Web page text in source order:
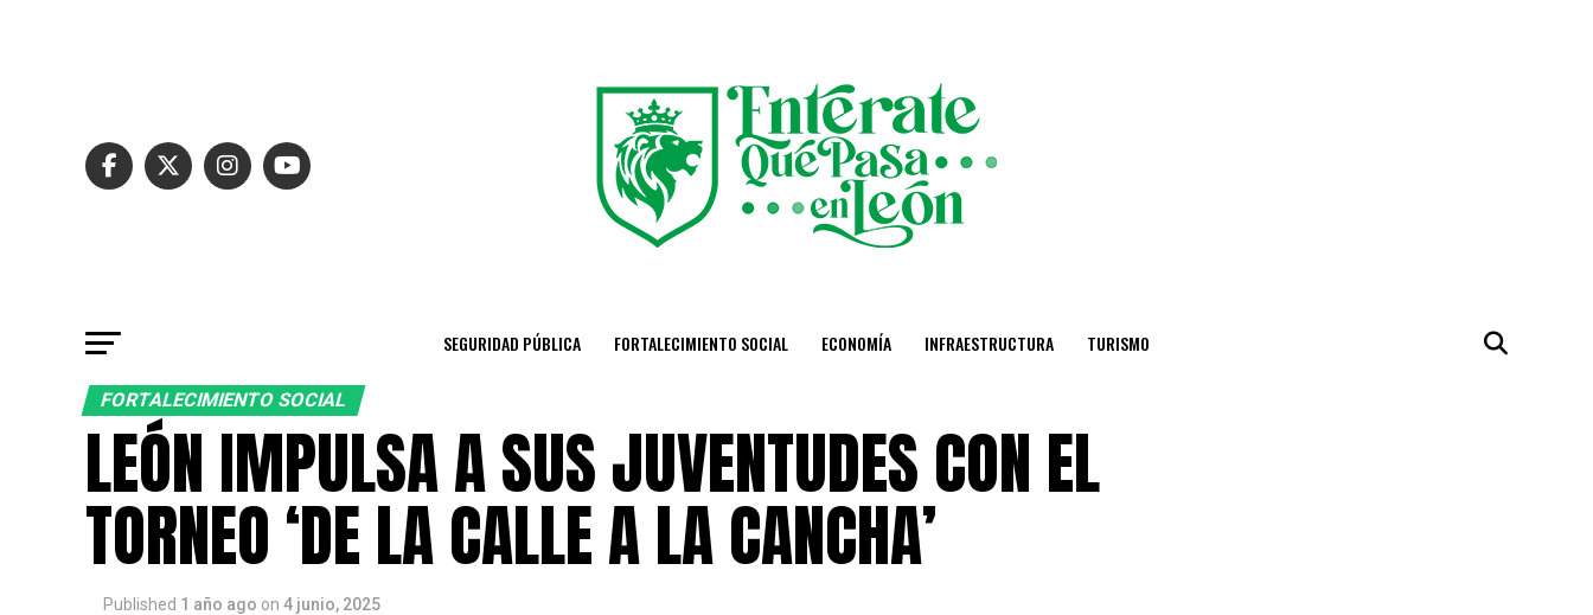
SEGURIDAD PÚBLICA FORTALECIMIENTO SOCIAL ECONOMÍA INFRAESTRUCTURA TURISMO
FORTALECIMIENTO SOCIAL
LEÓN IMPULSA A SUS JUVENTUDES CON EL
TORNEO ‘DE LA CALLE A LA CANCHA’
Published 1 año ago on 4 junio, 2025